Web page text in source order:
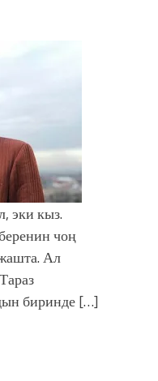
эки кыз.
чоң
Ал
биринде […]